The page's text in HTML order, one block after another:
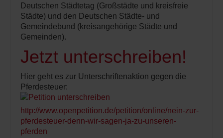
Deutschen Städtetag (Großstädte und kreisfreie
Städte) und den Deutschen Städte- und
Gemeindebund (kreisangehörige Städte und
Gemeinden).
Jetzt unterschreiben!
Hier geht es zur Unterschriftenaktion gegen die
Pferdesteuer:
http://www.openpetition.de/petition/online/nein-zur-
pferdesteuer-denn-wir-sagen-ja-zu-unseren-
pferden